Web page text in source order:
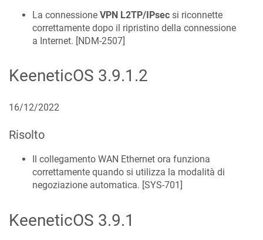
La connessione VPN L2TP/IPsec si riconnette
correttamente dopo il ripristino della connessione
a Internet. [NDM-2507]
KeeneticOS 3.9.1.2
16/12/2022
Risolto
Il collegamento WAN Ethernet ora funziona
correttamente quando si utilizza la modalità di
negoziazione automatica. [SYS-701 ]
KeeneticOS 3.9.1